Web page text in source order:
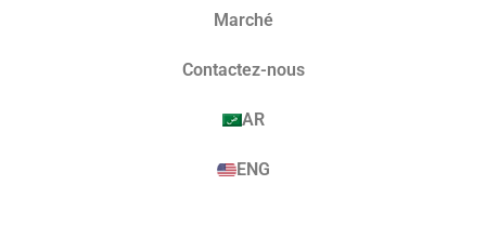
Marché​
Contactez-nous
AR
ENG